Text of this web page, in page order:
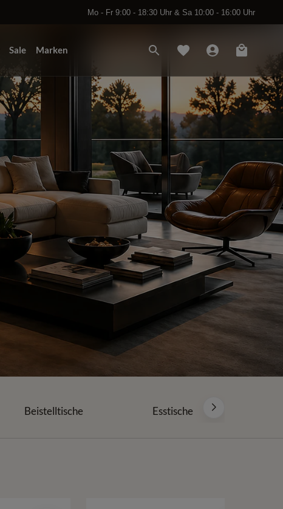
Mo - Fr 9:00 - 18:30 Uhr & Sa 10:00 - 16:00 Uhr
Sale Marken
Beistelltische Esstische